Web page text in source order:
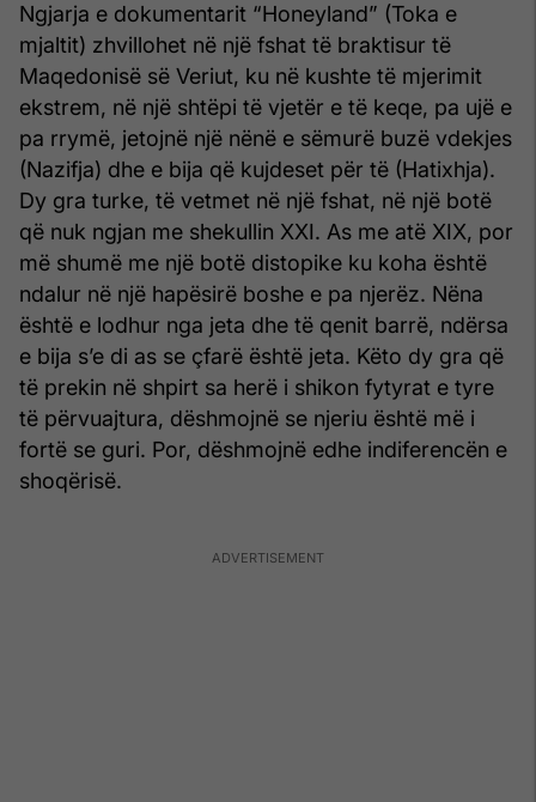
Ngjarja e dokumentarit “Honeyland” (Toka e
mjaltit) zhvillohet në një fshat të braktisur të
Maqedonisë së Veriut, ku në kushte të mjerimit
ekstrem, në një shtëpi të vjetër e të keqe, pa ujë e
pa rrymë, jetojnë një nënë e sëmurë buzë vdekjes
(Nazifja) dhe e bija që kujdeset për të (Hatixhja).
Dy gra turke, të vetmet në një fshat, në një botë
që nuk ngjan me shekullin XXI. As me atë XIX, por
më shumë me një botë distopike ku koha është
ndalur në një hapësirë boshe e pa njerëz. Nëna
është e lodhur nga jeta dhe të qenit barrë, ndërsa
e bija s’e di as se çfarë është jeta. Këto dy gra që
të prekin në shpirt sa herë i shikon fytyrat e tyre
të përvuajtura, dëshmojnë se njeriu është më i
fortë se guri. Por, dëshmojnë edhe indiferencën e
shoqërisë.